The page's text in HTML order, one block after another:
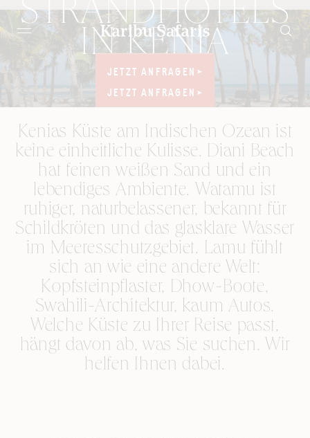
JETZT ANFRAGEN
JETZT ANFRAGEN
STRANDHOTELS
IN KENIA
JETZT ANFRAGEN
JETZT ANFRAGEN
STRÄNDE
Kenias Küste am Indischen Ozean ist
keine einheitliche Kulisse. Diani Beach
hat feinen weißen Sand und ein
lebendiges Ambiente. Watamu ist
ruhiger, naturbelassener, bekannt für
Schildkröten und das glasklare Wasser
im Meeresschutzgebiet. Lamu fühlt
sich an wie eine andere Welt:
Kopfsteinpflaster, Dhow-Boote,
Swahili-Architektur, kaum Autos.
Welche Küste zu Ihrer Reise passt,
hängt davon ab, was Sie suchen. Wir
helfen Ihnen dabei.